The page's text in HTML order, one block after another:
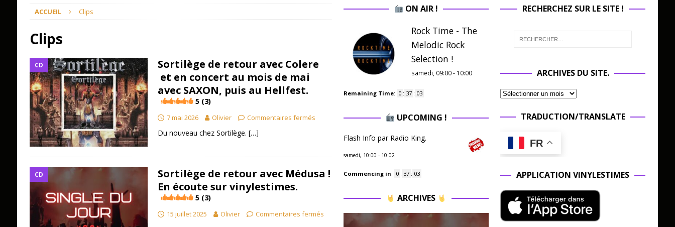
ACCUEIL Clips
Clips
CD
Sortilège de retour avec Colere
et en concert au mois de mai
avec SAXON, puis au Hellfest.
5 (3)
7 mai 2026 Olivier Commentaires fermés
Du nouveau chez Sortilège. […]
CD
Sortilège de retour avec Médusa !
En écoute sur vinylestimes.
5 (3)
15 juillet 2025 Olivier Commentaires fermés
ON AIR !
Rock Time - The
Melodic Rock
Selection !
samedi, 09:00 - 10:00
Remaining Time: 0 : 37 : 02
UPCOMING !
Flash Info par Radio King.
samedi, 10:00 - 10:02
Commencing in: 0 : 37 : 02
ARCHIVES
RECHERCHEZ SUR LE SITE !
ARCHIVES DU SITE.
TRADUCTION/TRANSLATE
FR
APPLICATION VINYLESTIMES